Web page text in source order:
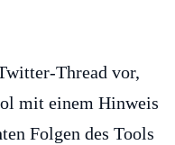
Thread vor,
mit einem Hinweis
Folgen des Tools